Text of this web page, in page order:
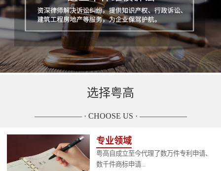
选择粤高
—————— · CHOOSE US · ——————
专业领域
粤高自成立至今代理了数万件专利申请、
数千件商标申请...